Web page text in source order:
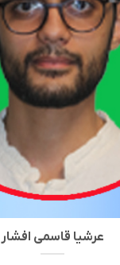
عرشیا قاسمی افشار